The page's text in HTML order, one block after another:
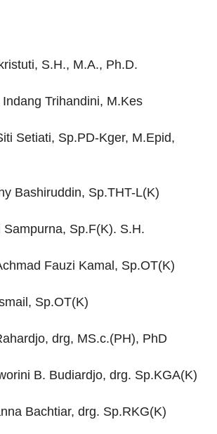
S.H., M.A., Ph.D.
Trihandini, M.Kes
Setiati, Sp.PD-Kger, M.Epid,
Bashiruddin, Sp.THT-L(K)
Sp.F(K). S.H.
Fauzi Kamal, Sp.OT(K)
Sp.OT(K)
drg, MS.c.(PH), PhD
B. Budiardjo, drg. Sp.KGA(K)
Bachtiar, drg. Sp.RKG(K)